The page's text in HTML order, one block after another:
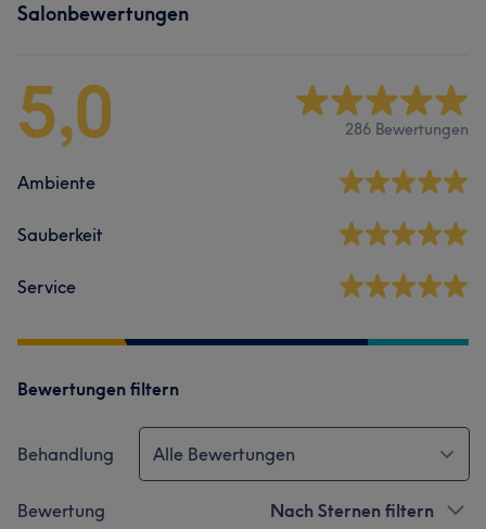
Salonbewertungen
5,0 286 Bewertungen
Ambiente
Sauberkeit
Service
Bewertungen filtern
Behandlung Alle Bewertungen
Bewertung Nach Sternen filtern